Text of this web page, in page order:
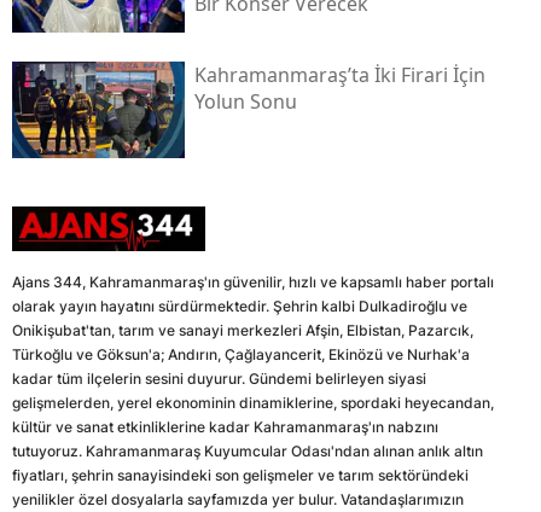
Kahramanmaraş’ta İki Firari İçin
Yolun Sonu
Ajans 344, Kahramanmaraş'ın güvenilir, hızlı ve kapsamlı haber portalı
olarak yayın hayatını sürdürmektedir. Şehrin kalbi Dulkadiroğlu ve
Onikişubat'tan, tarım ve sanayi merkezleri Afşin, Elbistan, Pazarcık,
Türkoğlu ve Göksun'a; Andırın, Çağlayancerit, Ekinözü ve Nurhak'a
kadar tüm ilçelerin sesini duyurur. Gündemi belirleyen siyasi
gelişmelerden, yerel ekonominin dinamiklerine, spordaki heyecandan,
kültür ve sanat etkinliklerine kadar Kahramanmaraş'ın nabzını
tutuyoruz. Kahramanmaraş Kuyumcular Odası'ndan alınan anlık altın
fiyatları, şehrin sanayisindeki son gelişmeler ve tarım sektöründeki
yenilikler özel dosyalarla sayfamızda yer bulur. Vatandaşlarımızın